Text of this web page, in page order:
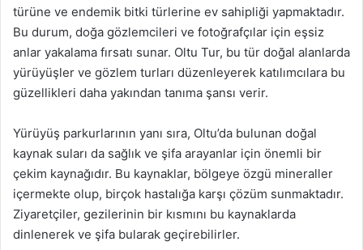
türüne ve endemik bitki türlerine ev sahipliği yapmaktadır.
Bu durum, doğa gözlemcileri ve fotoğrafçılar için eşsiz
anlar yakalama fırsatı sunar. Oltu Tur, bu tür doğal alanlarda
yürüyüşler ve gözlem turları düzenleyerek katılımcılara bu
güzellikleri daha yakından tanıma şansı verir.
Yürüyüş parkurlarının yanı sıra, Oltu’da bulunan doğal
kaynak suları da sağlık ve şifa arayanlar için önemli bir
çekim kaynağıdır. Bu kaynaklar, bölgeye özgü mineraller
içermekte olup, birçok hastalığa karşı çözüm sunmaktadır.
Ziyaretçiler, gezilerinin bir kısmını bu kaynaklarda
dinlenerek ve şifa bularak geçirebilirler.